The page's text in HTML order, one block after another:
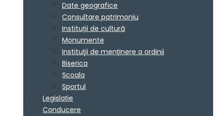
Date geografice
Consultare patrimoniu
Instituții de cultură
Monumente
Instituţii de menţinere a ordinii
Biserica
Școala
Sportul
Legislație
Conducere